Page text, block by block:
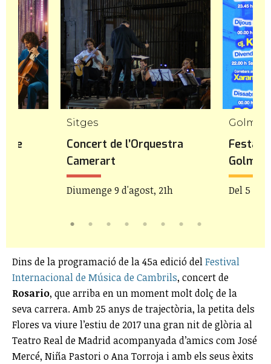
de
Sitges
Concert de l’Orquestra
Camerart
Diumenge 9 d'agost, 21h
Golmés
Festa
Golmés
Del 5 al
Dins de la programació de la 45a edició delFestival
Internacional de Música de Cambrils, concert de
Rosario, que arriba en un moment molt dolç de la
seva carrera. Amb 25 anys de trajectòria, la petita dels
Flores va viure l’estiu de 2017 una gran nit de glòria al
Teatro Real de Madrid acompanyada d’amics com José
Mercé, Niña Pastori o Ana Torroja i amb els seus èxits